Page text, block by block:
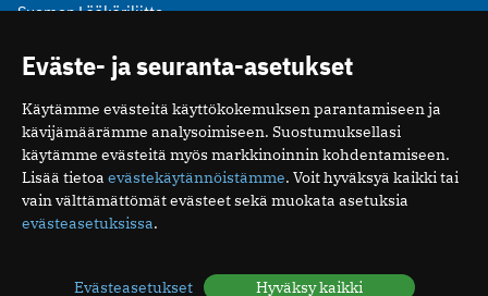
Suomen Lääkäriliitto
00510 Helsinki
puh. (09) 393 091
toimitus@potilaanlaakarilehti.fi
ISSN 2323-9476
Eväste- ja seuranta-asetukset
Käytämme evästeitä käyttökokemuksen parantamiseen ja
kävijämäärämme analysoimiseen. Suostumuksellasi
käytämme evästeitä myös markkinoinnin kohdentamiseen.
Lisää tietoa evästekäytännöistämme. Voit hyväksyä kaikki tai
vain välttämättömät evästeet sekä muokata asetuksia
evästeasetuksissa.
Evästeasetukset Hyväksy kaikki